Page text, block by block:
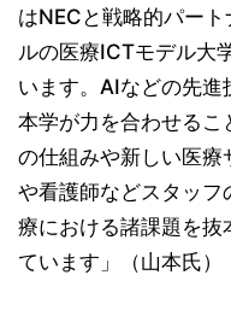
はNECと戦略的パー
ルの医療ICTモデル大
います。AIなどの先進
本学が力を合わせるこ
の仕組みや新しい医療
や看護師などスタッフ
療における諸課題を抜
ています」（山本氏）